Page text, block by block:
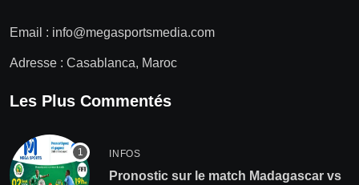
Email : info@megasportsmedia.com
Adresse : Casablanca, Maroc
Les Plus Commentés
INFOS
Pronostic sur le match Madagascar vs